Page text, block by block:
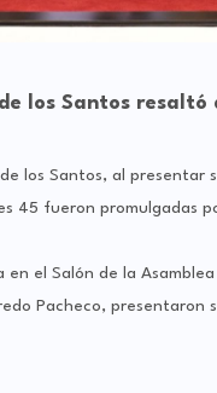
los Santos
los Santos, al
45 fueron promulgadas
el Salón de la
Pacheco, presentaron